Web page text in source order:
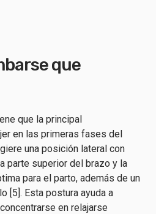
que
que la principal
en las primeras fases del
una posición lateral con
parte superior del brazo y la
para el parto, además de un
[5]. Esta postura ayuda a
en relajarse